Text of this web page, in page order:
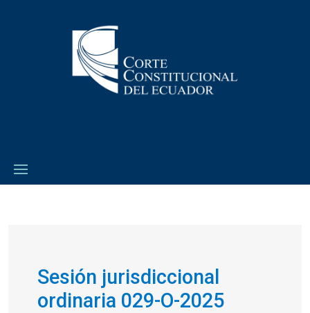
Sesión jurisdiccional
ordinaria 029-O-2025